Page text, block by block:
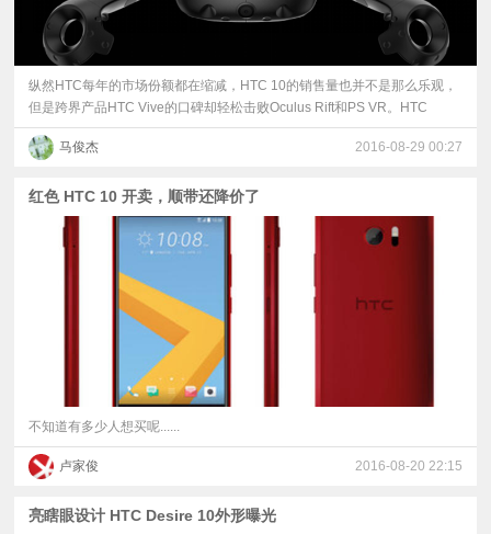
纵然HTC每年的市场份额都在缩减，HTC 10的销售量也并不是那么乐观，
但是跨界产品HTC Vive的口碑却轻松击败Oculus Rift和PS VR。HTC
马俊杰 2016-08-29 00:27
红色 HTC 10 开卖，顺带还降价了
不知道有多少人想买呢......
卢家俊 2016-08-20 22:15
亮瞎眼设计 HTC Desire 10外形曝光